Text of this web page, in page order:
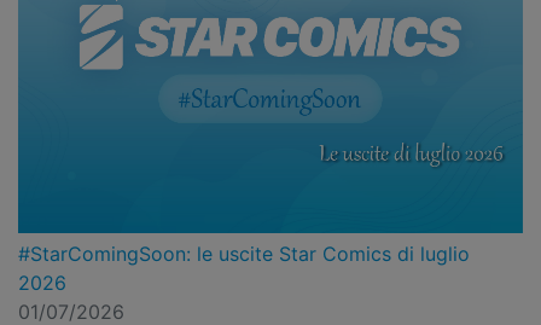
#StarComingSoon: le uscite Star Comics di luglio
2026
01/07/2026